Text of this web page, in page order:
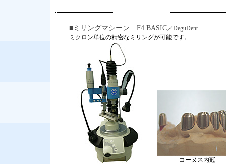
■ミリングマシーン F4 BASIC／DeguDent
ミクロン単位の精密なミリングが可能です。
コーヌス内冠